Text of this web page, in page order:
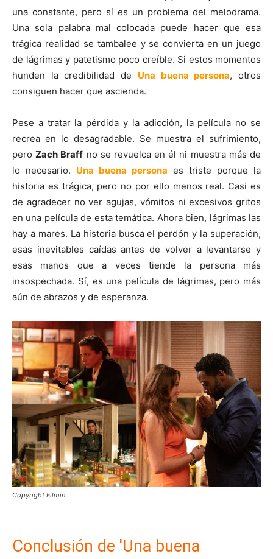
una constante, pero sí es un problema del melodrama.
Una sola palabra mal colocada puede hacer que esa
trágica realidad se tambalee y se convierta en un juego
de lágrimas y patetismo poco creíble. Si estos momentos
hunden la credibilidad de Una buena persona, otros
consiguen hacer que ascienda.
Pese a tratar la pérdida y la adicción, la película no se
recrea en lo desagradable. Se muestra el sufrimiento,
peroZach Braff no se revuelca en él ni muestra más de
lo necesario. Una buena persona es triste porque la
historia es trágica, pero no por ello menos real. Casi es
de agradecer no ver agujas, vómitos ni excesivos gritos
en una película de esta temática. Ahora bien, lágrimas las
hay a mares. La historia busca el perdón y la superación,
esas inevitables caídas antes de volver a levantarse y
esas manos que a veces tiende la persona más
insospechada. Sí, es una película de lágrimas, pero más
aún de abrazos y de esperanza.
Copyright Filmin
Conclusión de 'Una buena